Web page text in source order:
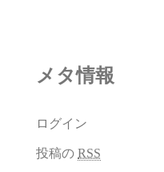
メタ情報
ログイン
投稿の RSS